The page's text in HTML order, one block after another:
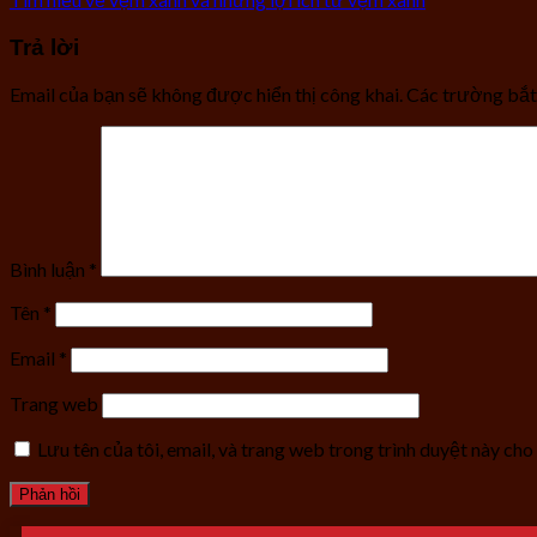
Trả lời
Email của bạn sẽ không được hiển thị công khai. Các trường
Bình luận *
Tên *
Email *
Trang web
Lưu tên của tôi, email, và trang web trong trình duyệt này